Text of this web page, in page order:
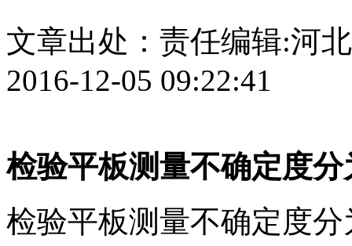
文章出处： 责任编辑:河
2016-12-05 09:22:41
检验平板测量不确定度分
检验平板测量不确定度